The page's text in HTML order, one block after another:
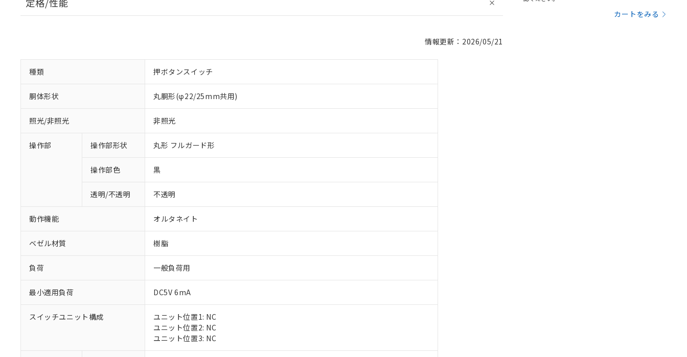
情報更新：2026/05/21
種類 押ボタンスイッチ
胴体形状 丸胴形(φ22/25mm共用)
照光/非照光 非照光
操作部 操作部形状 丸形 フルガード形
操作部色 黒
透明/不透明 不透明
動作機能 オルタネイト
ベゼル材質 樹脂
負荷 一般負荷用
最小適用負荷 DC5V 6mA
スイッチユニット構成
ユニット位置1: NC
ユニット位置2: NC
ユニット位置3: NC
カートをみる
※1 対応状況
対応済み：EU RoHS指令（10物質）の非含有に対応した製品が提供可能な商品です。
対応予定：EU RoHS指令（10物質）の非含有に対応した製品に切り替える予定のある商品です。
対応予定なし：EU RoHS指令（10物質）の非含有に非対応の商品で、対応品を出す予定はありません。